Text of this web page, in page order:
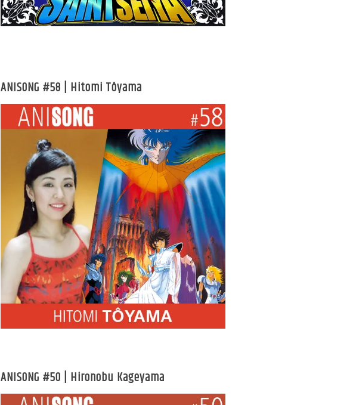
ANISONG #58 | Hitomi Tôyama
ANISONG #50 | Hironobu Kageyama